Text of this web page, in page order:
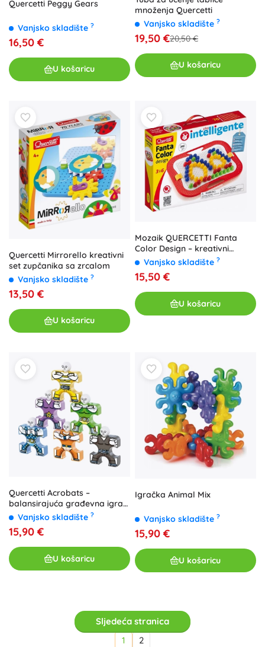
Quercetti Peggy Gears
Vanjsko skladište ?
16,50 €
U košaricu
množenja Quercetti
Vanjsko skladište ?
19,50 €20,50 €
U košaricu
Quercetti Mirrorello kreativni
set zupčanika sa zrcalom
Vanjsko skladište ?
13,50 €
U košaricu
Mozaik QUERCETTI Fanta
Color Design – kreativni
pegboard set za djecu
Vanjsko skladište ?
15,50 €
U košaricu
Quercetti Acrobats –
balansirajuća građevna igra
za djecu
Vanjsko skladište ?
15,90 €
U košaricu
Igračka Animal Mix
Vanjsko skladište ?
15,90 €
U košaricu
Sljedeća stranica
1
2